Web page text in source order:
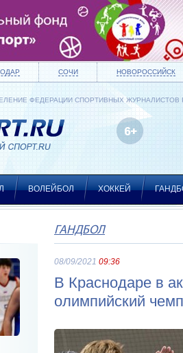
СОЧИ НОВОРОССИЙСК
ФЕДЕРАЦИИ СПОРТИВНЫХ ЖУРНАЛИСТОВ
ВОЛЕЙБОЛ ХОККЕЙ
ГАНДБОЛ
08/09/2021 09:36
В Краснодаре в
олимпийский